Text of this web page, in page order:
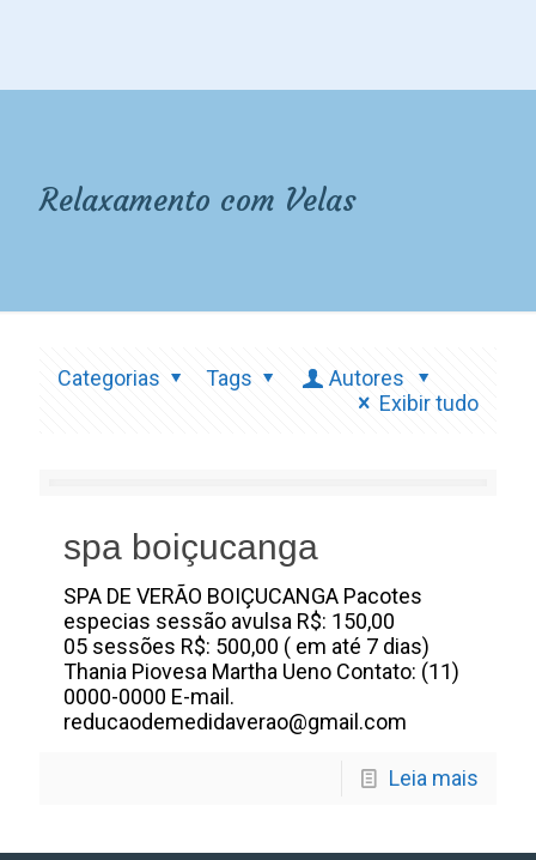
Relaxamento com Velas
Categorias Tags
Autores
Exibir tudo
spa boiçucanga
SPA DE VERÃO BOIÇUCANGA Pacotes
especias sessão avulsa R$: 150,00
05 sessões R$: 500,00 ( em até 7 dias)
Thania Piovesa Martha Ueno Contato: (11)
0000-0000 E-mail.
reducaodemedidaverao@gmail.com
Leia mais